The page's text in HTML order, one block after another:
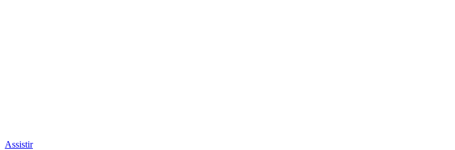
Assistir